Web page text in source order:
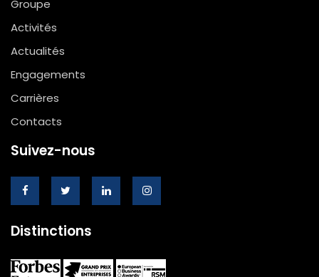
Groupe
Activités
Actualités
Engagements
Carrières
Contacts
Suivez-nous
Distinctions